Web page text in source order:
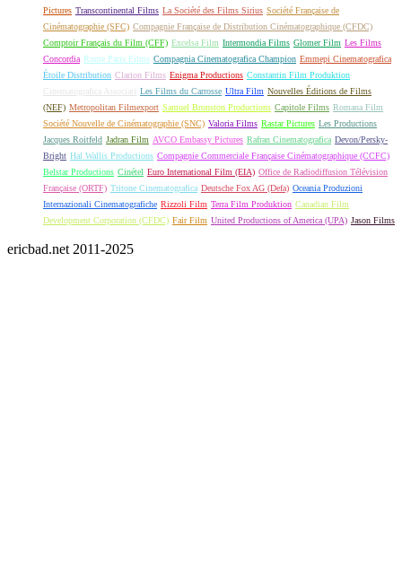
Pictures Transcontinental Films La Société des Films Sirius Société Française de
Cinématographie (SFC) Compagnie Française de Distribution Cinématographique (CFDC)
Comptoir Français du Film (CFF) Excelsa Film Intermondia Films Glomer Film Les Films
Concordia Rome Paris Films Compagnia Cinematografica Champion Emmepi Cinematografica
Étoile Distribution Clarion Films Enigma Productions Constantin Film Produktion
Cinematografica Associati
Les Films du Carrosse Ultra Film Nouvelles Éditions de Films
(NEF) Metropolitan Filmexport Samuel Bronston Productions Capitole Films Romana Film
Société Nouvelle de Cinématographie (SNC) Valoria Films Rastar Pictures Les Productions
Jacques Roitfeld Jadran Film AVCO Embassy Pictures Rafran Cinematografica Devon/Persky-
Bright Hal Wallis Productions Compagnie Commerciale Française Cinématographique (CCFC)
Belstar Productions Cinétel Euro International Film (EIA) Office de Radiodiffusion Télévision
Française (ORTF) Tritone Cinematografica Deutsche Fox AG (Defa) Oceania Produzioni
Internazionali Cinematografiche Rizzoli Film Terra Film Produktion Canadian Film
Development Corporation (CFDC) Fair Film United Productions of America (UPA) Jason Films
ericbad.net 2011-2025